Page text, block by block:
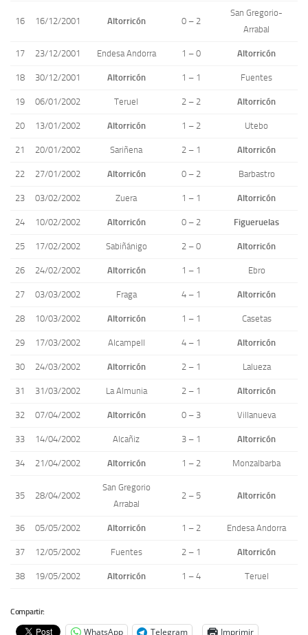
16 16/12/2001 Altorricón 0 – 2
San Gregorio-
Arrabal
17 23/12/2001 Endesa Andorra 1 – 0 Altorricón
18 30/12/2001 Altorricón 1 – 1 Fuentes
19 06/01/2002 Teruel 2 – 2 Altorricón
20 13/01/2002 Altorricón 1 – 2 Utebo
21 20/01/2002 Sariñena 2 – 1 Altorricón
22 27/01/2002 Altorricón 0 – 2 Barbastro
23 03/02/2002 Zuera 1 – 1 Altorricón
24 10/02/2002 Altorricón 0 – 2 Figueruelas
25 17/02/2002 Sabiñánigo 2 – 0 Altorricón
26 24/02/2002 Altorricón 1 – 1 Ebro
27 03/03/2002 Fraga 4 – 1 Altorricón
28 10/03/2002 Altorricón 1 – 1 Casetas
29 17/03/2002 Alcampell 4 – 1 Altorricón
30 24/03/2002 Altorricón 2 – 1 Lalueza
31 31/03/2002 La Almunia 2 – 1 Altorricón
32 07/04/2002 Altorricón 0 – 3 Villanueva
33 14/04/2002 Alcañiz 3 – 1 Altorricón
34 21/04/2002 Altorricón 1 – 2 Monzalbarba
35 28/04/2002
San Gregorio
Arrabal
2 – 5 Altorricón
36 05/05/2002 Altorricón 1 – 2 Endesa Andorra
37 12/05/2002 Fuentes 2 – 1 Altorricón
38 19/05/2002 Altorricón 1 – 4 Teruel
Compartir:
WhatsApp Telegram
Imprimir